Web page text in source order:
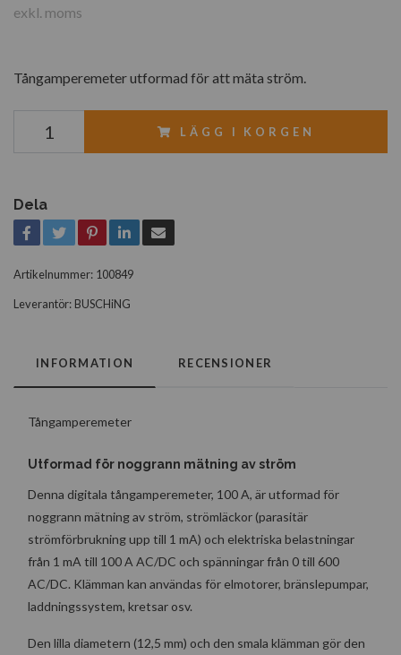
exkl. moms
Tångamperemeter utformad för att mäta ström.
LÄGG I KORGEN
Dela
Artikelnummer: 100849
Leverantör: BUSCHiNG
INFORMATION RECENSIONER
Tångamperemeter
Utformad för noggrann mätning av ström
Denna digitala tångamperemeter, 100 A, är utformad för
noggrann mätning av ström, strömläckor (parasitär
strömförbrukning upp till 1 mA) och elektriska belastningar
från 1 mA till 100 A AC/DC och spänningar från 0 till 600
AC/DC. Klämman kan användas för elmotorer, bränslepumpar,
laddningssystem, kretsar osv.
Den lilla diametern (12,5 mm) och den smala klämman gör den